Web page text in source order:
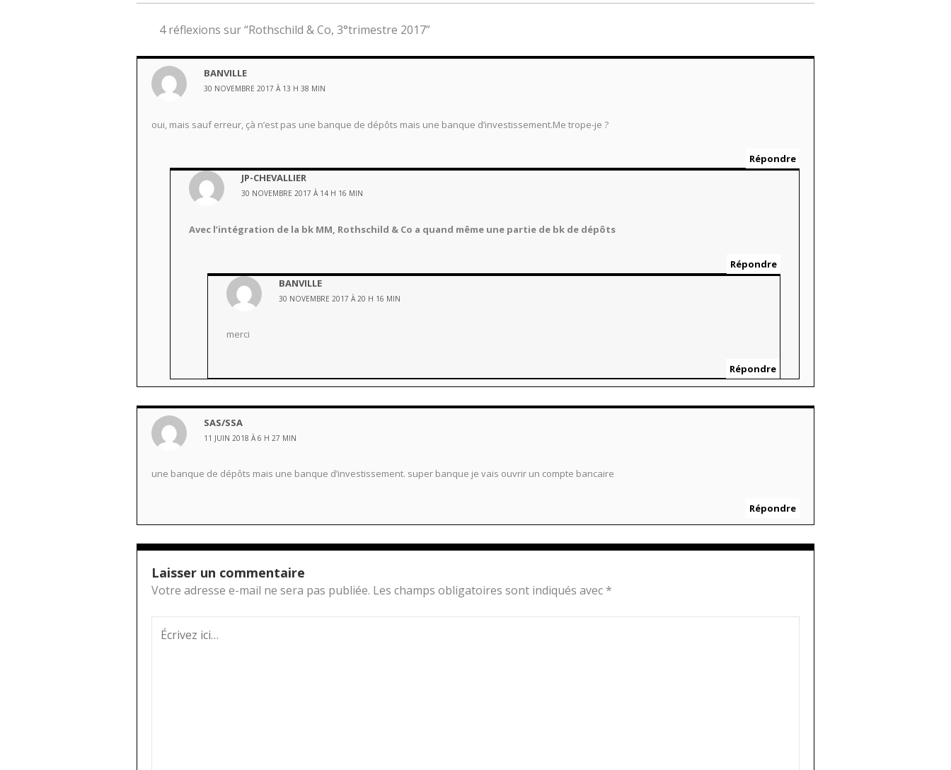
4 réflexions sur “Rothschild & Co, 3°trimestre 2017”
BANVILLE
30 NOVEMBRE 2017 À 13 H 38 MIN
oui, mais sauf erreur, çà n’est pas une banque de dépôts mais une banque d’investissement.Me trope-je ?
Répondre
JP-CHEVALLIER
30 NOVEMBRE 2017 À 14 H 16 MIN
Avec l’intégration de la bk MM, Rothschild & Co a quand même une partie de bk de dépôts
Répondre
BANVILLE
30 NOVEMBRE 2017 À 20 H 16 MIN
merci
Répondre
SAS/SSA
11 JUIN 2018 À 6 H 27 MIN
une banque de dépôts mais une banque d’investissement. super banque je vais ouvrir un compte bancaire
Répondre
Laisser un commentaire
Votre adresse e-mail ne sera pas publiée. Les champs obligatoires sont indiqués avec *
Écrivez
ici…